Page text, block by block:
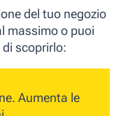
del tuo negozio
massimo o puoi
scoprirlo:
Aumenta le